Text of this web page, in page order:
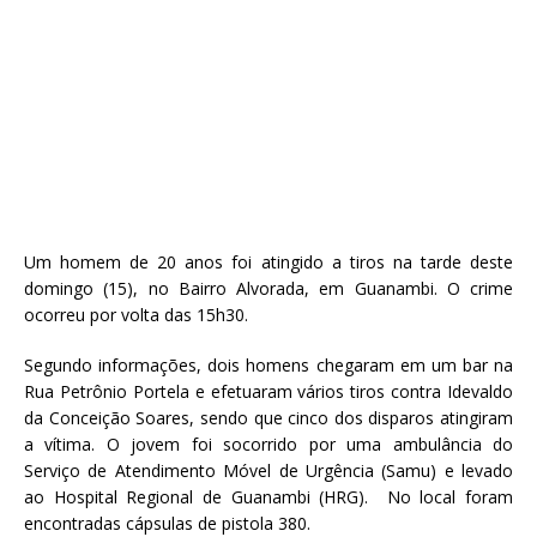
Um homem de 20 anos foi atingido a tiros na tarde deste
domingo (15), no Bairro Alvorada, em Guanambi. O crime
ocorreu por volta das 15h30.
Segundo informações, dois homens chegaram em um bar na
Rua Petrônio Portela e efetuaram vários tiros contra Idevaldo
da Conceição Soares, sendo que cinco dos disparos atingiram
a vítima. O jovem foi socorrido por uma ambulância do
Serviço de Atendimento Móvel de Urgência (Samu) e levado
ao Hospital Regional de Guanambi (HRG). No local foram
encontradas cápsulas de pistola 380.